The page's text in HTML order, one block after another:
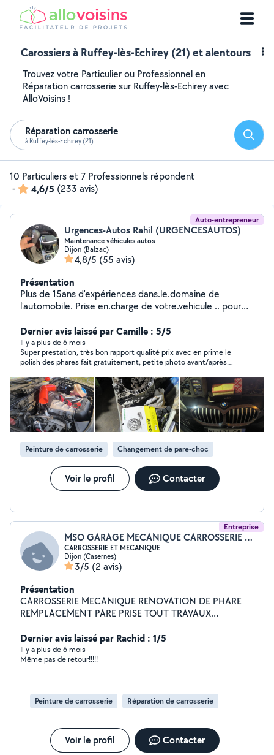
Carossiers à Ruffey-lès-Echirey (21) et alentours
Trouvez votre Particulier ou Professionnel en
Réparation carrosserie sur Ruffey-lès-Echirey avec
AlloVoisins !
Réparation carrosserie
à Ruffey-lès-Echirey (21)
10 Particuliers et 7 Professionnels répondent
-
4,6/5 (233 avis)
Auto-entrepreneur
Urgences-Autos Rahil (URGENCESAUTOS)
Maintenance véhicules autos
Dijon (Balzac)
4,8/5 (55 avis)
Présentation
Plus de 15ans d'expériences dans.le.domaine de
l'automobile. Prise en.charge de votre.vehicule .. pour
Dernier avis laissé par Camille : 5/5
Il y a plus de 6 mois
Super prestation, très bon rapport qualité prix avec en prime le
polish des phares fait gratuitement, petite photo avant/après
recommande sans modération !!
Peinture de carrosserie Changement de pare-choc
Voir le profil Contacter
Entreprise
MSO GARAGE MECANIQUE CARROSSERIE ET SERVICES
CARROSSERIE ET MECANIQUE
Dijon (Casernes)
3/5 (2 avis)
Présentation
CARROSSERIE MECANIQUE RENOVATION DE PHARE
REMPLACEMENT PARE PRISE TOUT TRAVAUX
PROFESSIONNELLE DEPUIS 1998
Dernier avis laissé par Rachid : 1/5
Il y a plus de 6 mois
Même pas de retour!!!!!
Peinture de carrosserie Réparation de carrosserie
Voir le profil Contacter